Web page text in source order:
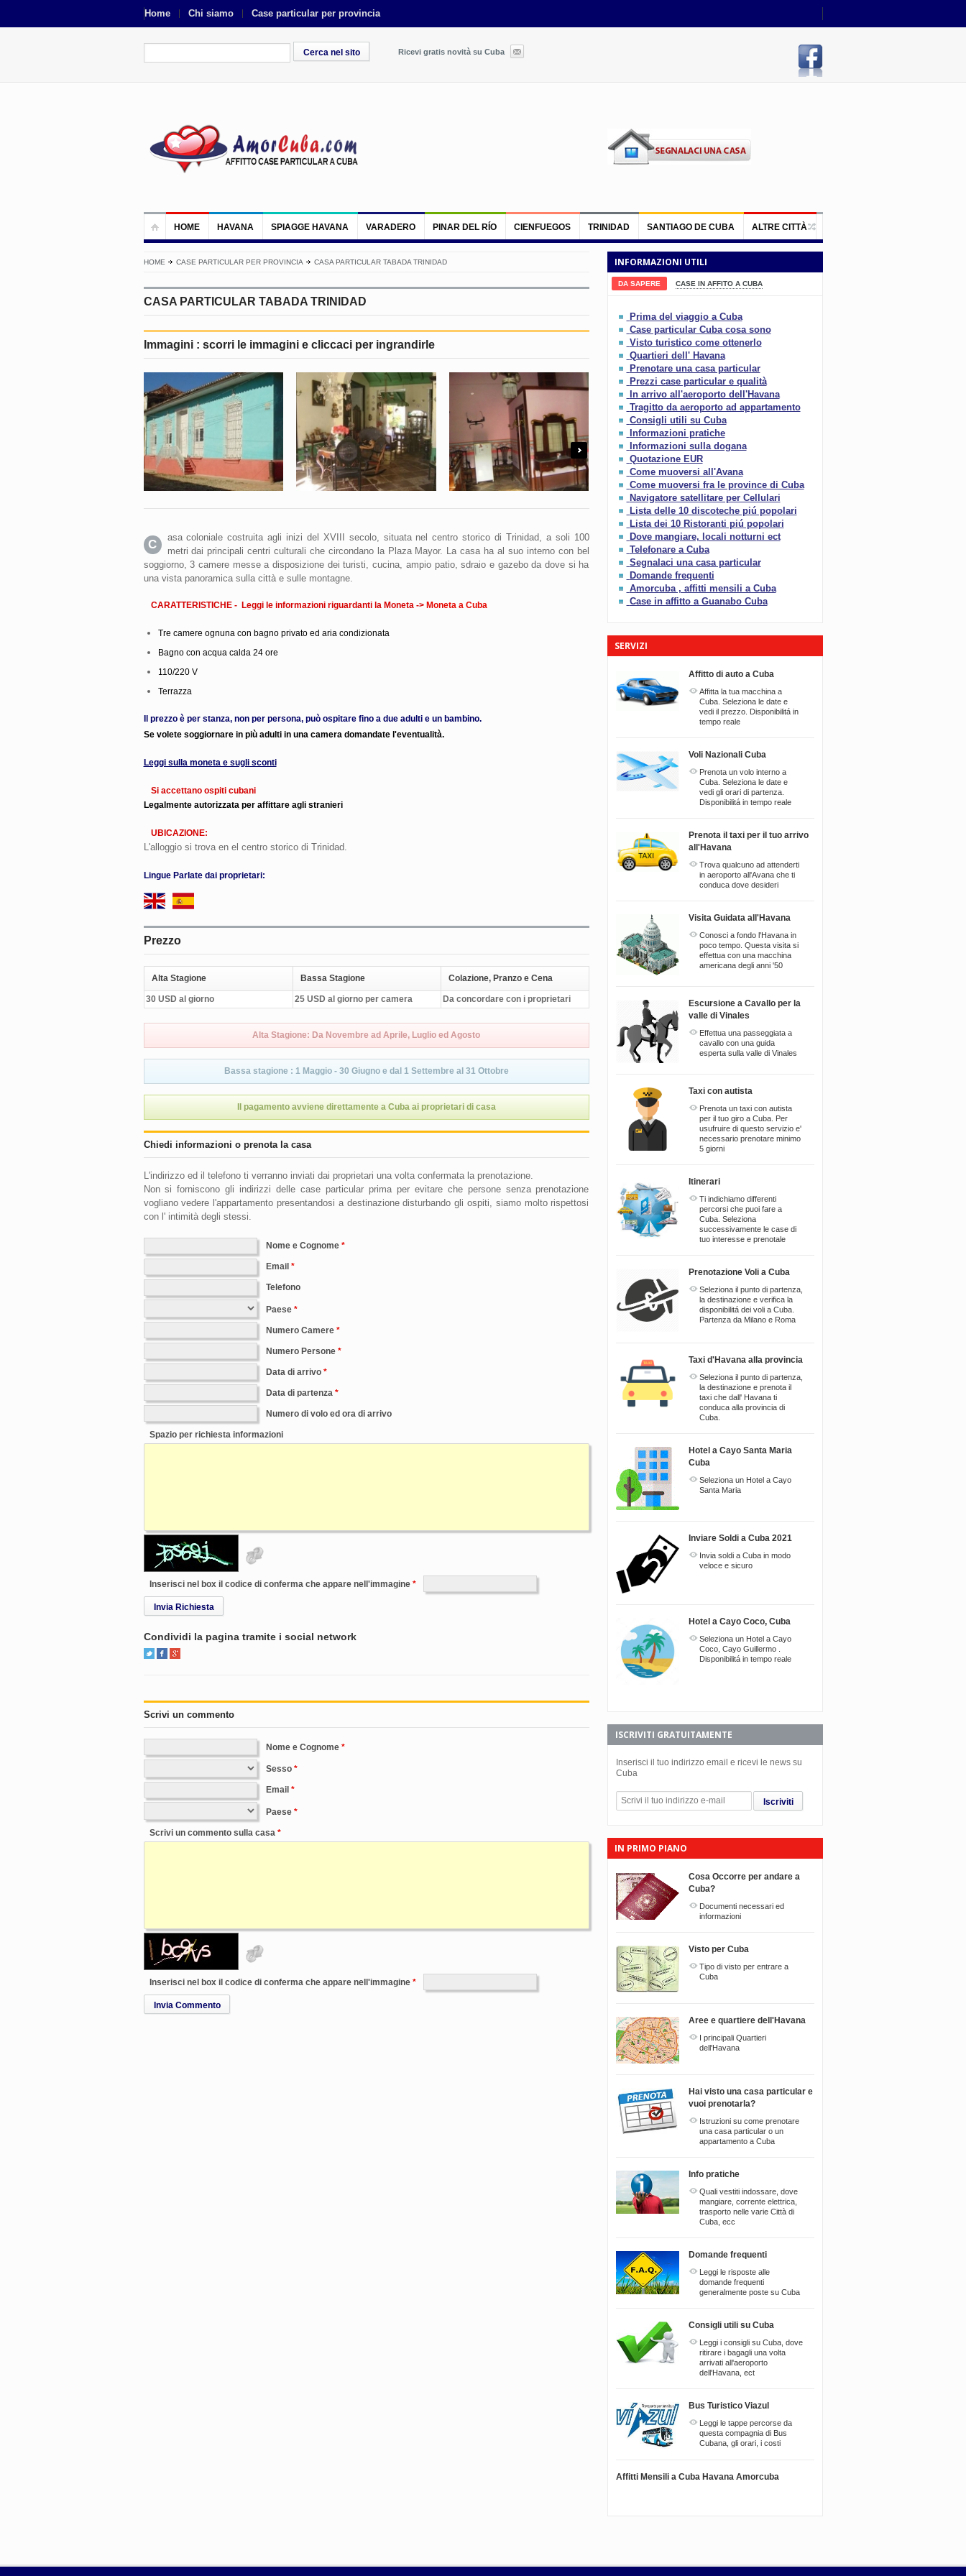
Home Chi siamo Case particular per provincia
Ricevi gratis novità su Cuba
HOME HAVANA SPIAGGE HAVANA VARADERO PINAR DEL RÍO CIENFUEGOS TRINIDAD SANTIAGO DE CUBA ALTRE CITTÀ
HOME CASE PARTICULAR PER PROVINCIA CASA PARTICULAR TABADA TRINIDAD
CASA PARTICULAR TABADA TRINIDAD
Immagini : scorri le immagini e cliccaci per ingrandirle
Next
C
asa coloniale costruita agli inizi del XVIII secolo, situata nel centro storico di Trinidad, a soli 100
metri dai principali centri culturali che circondano la Plaza Mayor. La casa ha al suo interno con bel
soggiorno, 3 camere messe a disposizione dei turisti, cucina, ampio patio, sdraio e gazebo da dove si ha
una vista panoramica sulla città e sulle montagne.
CARATTERISTICHE - Leggi le informazioni riguardanti la Moneta -> Moneta a Cuba
Tre camere ognuna con bagno privato ed aria condizionata
Bagno con acqua calda 24 ore
110/220 V
Terrazza
Il prezzo è per stanza, non per persona, può ospitare fino a due adulti e un bambino.
Se volete soggiornare in più adulti in una camera domandate l'eventualità.
Leggi sulla moneta e sugli sconti
Si accettano ospiti cubani
Legalmente autorizzata per affittare agli stranieri
UBICAZIONE:
L'alloggio si trova en el centro storico di Trinidad.
Lingue Parlate dai proprietari:
Prezzo
Alta Stagione Bassa Stagione Colazione, Pranzo e Cena
30 USD al giorno 25 USD al giorno per camera Da concordare con i proprietari
Alta Stagione: Da Novembre ad Aprile, Luglio ed Agosto
Bassa stagione : 1 Maggio - 30 Giugno e dal 1 Settembre al 31 Ottobre
Il pagamento avviene direttamente a Cuba ai proprietari di casa
Chiedi informazioni o prenota la casa
L'indirizzo ed il telefono ti verranno inviati dai proprietari una volta confermata la prenotazione.
Non si forniscono gli indirizzi delle case particular prima per evitare che persone senza prenotazione
vogliano vedere l'appartamento presentandosi a destinazione disturbando gli ospiti, siamo molto rispettosi
con l' intimità degli stessi.
Nome e Cognome
Email
Telefono
Paese
Numero Camere
Numero Persone
Data di arrivo
Data di partenza
Numero di volo ed ora di arrivo
Spazio per richiesta informazioni
Inserisci nel box il codice di conferma che appare nell'immagine
Invia Richiesta
Condividi la pagina tramite i social network
Scrivi un commento
Nome e Cognome
Sesso
Email
Paese
Scrivi un commento sulla casa
Inserisci nel box il codice di conferma che appare nell'immagine
Invia Commento
INFORMAZIONI UTILI
DA SAPERE CASE IN AFFITO A CUBA
Prima del viaggio a Cuba
Case particular Cuba cosa sono
Visto turistico come ottenerlo
Quartieri dell' Havana
Prenotare una casa particular
Prezzi case particular e qualità
In arrivo all'aeroporto dell'Havana
Tragitto da aeroporto ad appartamento
Consigli utili su Cuba
Informazioni pratiche
Informazioni sulla dogana
Quotazione EUR
Come muoversi all'Avana
Come muoversi fra le province di Cuba
Navigatore satellitare per Cellulari
Lista delle 10 discoteche piú popolari
Lista dei 10 Ristoranti piú popolari
Dove mangiare, locali notturni ect
Telefonare a Cuba
Segnalaci una casa particular
Domande frequenti
Amorcuba , affitti mensili a Cuba
Case in affitto a Guanabo Cuba
SERVIZI
Affitto di auto a Cuba
Affitta la tua macchina a
Cuba. Seleziona le date e
vedi il prezzo. Disponibilitá in
tempo reale
Voli Nazionali Cuba
Prenota un volo interno a
Cuba. Seleziona le date e
vedi gli orari di partenza.
Disponibilitá in tempo reale
Prenota il taxi per il tuo arrivo
all'Havana
Trova qualcuno ad attenderti
in aeroporto all'Avana che ti
conduca dove desideri
Visita Guidata all'Havana
Conosci a fondo l'Havana in
poco tempo. Questa visita si
effettua con una macchina
americana degli anni '50
Escursione a Cavallo per la
valle di Vinales
Effettua una passeggiata a
cavallo con una guida
esperta sulla valle di Vinales
Taxi con autista
Prenota un taxi con autista
per il tuo giro a Cuba. Per
usufruire di questo servizio e'
necessario prenotare minimo
5 giorni
Itinerari
Ti indichiamo differenti
percorsi che puoi fare a
Cuba. Seleziona
successivamente le case di
tuo interesse e prenotale
Prenotazione Voli a Cuba
Seleziona il punto di partenza,
la destinazione e verifica la
disponibilitá dei voli a Cuba.
Partenza da Milano e Roma
Taxi d'Havana alla provincia
Seleziona il punto di partenza,
la destinazione e prenota il
taxi che dall' Havana ti
conduca alla provincia di
Cuba.
Hotel a Cayo Santa Maria
Cuba
Seleziona un Hotel a Cayo
Santa Maria
Inviare Soldi a Cuba 2021
Invia soldi a Cuba in modo
veloce e sicuro
Hotel a Cayo Coco, Cuba
Seleziona un Hotel a Cayo
Coco, Cayo Guillermo .
Disponibilitá in tempo reale
ISCRIVITI GRATUITAMENTE
Inserisci il tuo indirizzo email e ricevi le news su
Cuba
Iscriviti
IN PRIMO PIANO
Cosa Occorre per andare a
Cuba?
Documenti necessari ed
informazioni
Visto per Cuba
Tipo di visto per entrare a
Cuba
Aree e quartiere dell'Havana
I principali Quartieri
dell'Havana
Hai visto una casa particular e
vuoi prenotarla?
Istruzioni su come prenotare
una casa particular o un
appartamento a Cuba
Info pratiche
Quali vestiti indossare, dove
mangiare, corrente elettrica,
trasporto nelle varie Città di
Cuba, ecc
Domande frequenti
Leggi le risposte alle
domande frequenti
generalmente poste su Cuba
Consigli utili su Cuba
Leggi i consigli su Cuba, dove
ritirare i bagagli una volta
arrivati all'aeroporto
dell'Havana, ect
Bus Turistico Viazul
Leggi le tappe percorse da
questa compagnia di Bus
Cubana, gli orari, i costi
Affitti Mensili a Cuba Havana Amorcuba